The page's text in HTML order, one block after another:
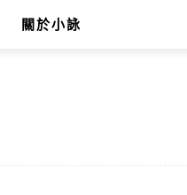
關於小詠